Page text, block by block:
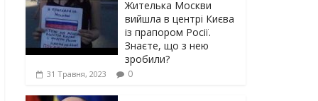
Жителька Москви
вийшла в центрі Києва
із прапором Росії.
Знаєте, що з нею
зробили?
31 Травня, 2023 0